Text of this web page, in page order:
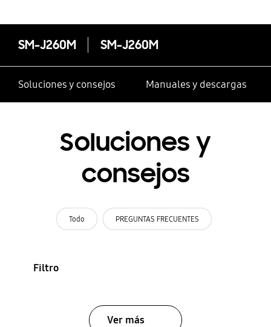
SM-J260M SM-J260M
Soluciones y consejos Manuales y descargas
Soluciones y
consejos
Todo PREGUNTAS FRECUENTES
Filtro
Ver más